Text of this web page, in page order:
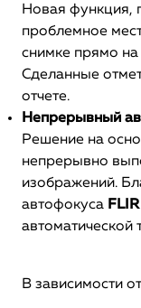
Новая функция,
проблемное
снимке прямо
Сделанные
отчете.
Непрерывный
Решение на
непрерывно
изображений.
автофокуса
автоматической
В зависимости